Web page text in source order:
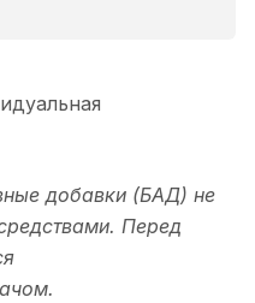
Содержание,
1000
добавки (БАД) не
Перед